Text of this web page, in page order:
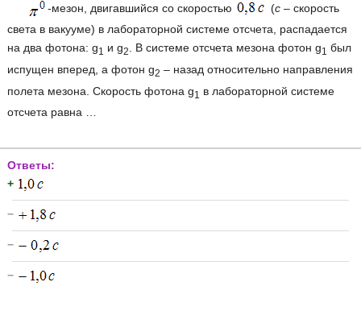
-мезон, двигавшийся со скоростью
(с – скорость
света в вакууме) в лабораторной системе отсчета, распадается
на два фотона: g1 и g2 . В системе отсчета мезона фотон g1 был
испущен вперед, а фотон g2 – назад относительно направления
полета мезона. Скорость фотона g1
в лабораторной системе
отсчета равна …
Ответы:
+
−
−
−